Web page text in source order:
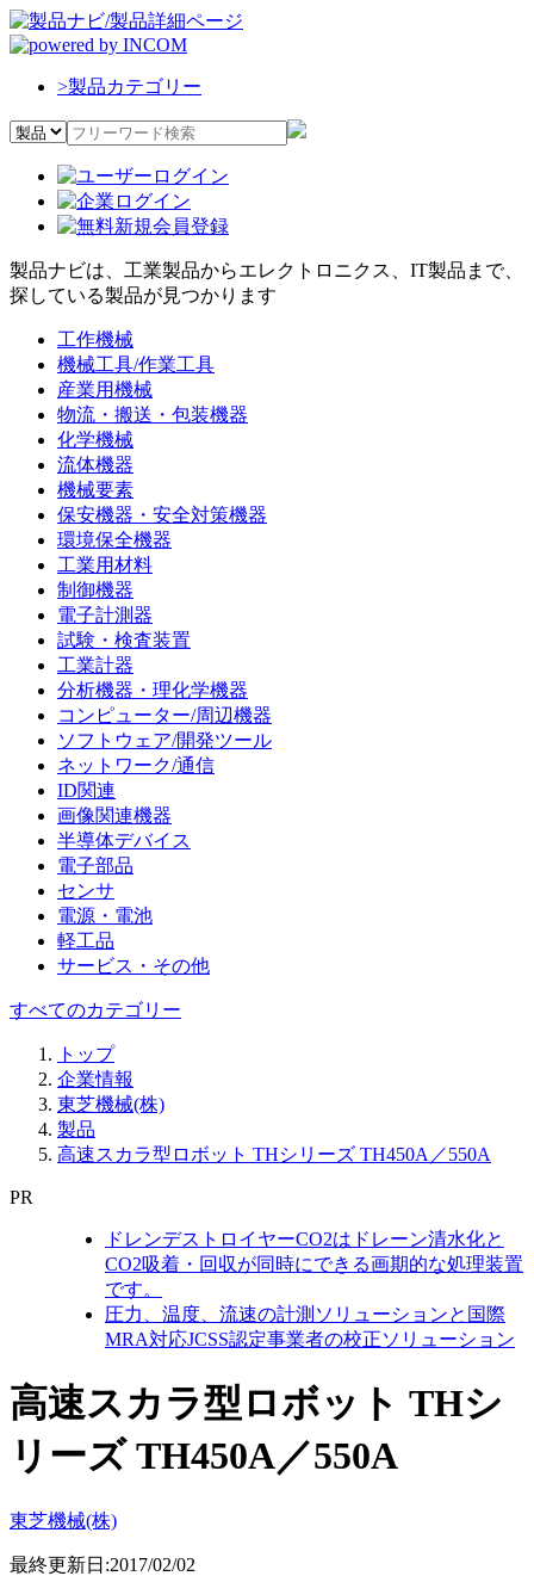
>製品カテゴリー
製品ナビは、工業製品からエレクトロニクス、IT製品まで、
探している製品が見つかります
工作機械
機械工具/作業工具
産業用機械
物流・搬送・包装機器
化学機械
流体機器
機械要素
保安機器・安全対策機器
環境保全機器
工業用材料
制御機器
電子計測器
試験・検査装置
工業計器
分析機器・理化学機器
コンピューター/周辺機器
ソフトウェア/開発ツール
ネットワーク/通信
ID関連
画像関連機器
半導体デバイス
電子部品
センサ
電源・電池
軽工品
サービス・その他
すべてのカテゴリー
トップ
企業情報
東芝機械(株)
製品
高速スカラ型ロボット THシリーズ TH450A／550A
PR
ドレンデストロイヤーCO2はドレーン清水化と
CO2吸着・回収が同時にできる画期的な処理装置
です。
圧力、温度、流速の計測ソリューションと国際
MRA対応JCSS認定事業者の校正ソリューション
高速スカラ型ロボット THシ
リーズ TH450A／550A
東芝機械(株)
最終更新日:2017/02/02